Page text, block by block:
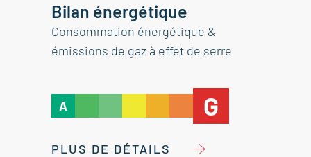
Bilan énergétique
Consommation énergétique &
émissions de gaz à effet de serre
A G
PLUS DE DÉTAILS